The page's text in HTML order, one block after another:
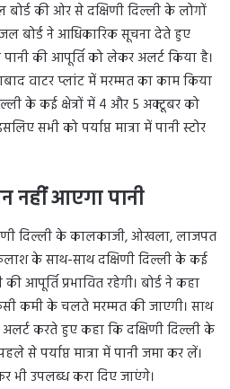
बोर्ड की ओर से दक्षिणी दिल्ली के लोगों
बोर्ड ने आधिकारिक सूचना देते हुए
की आपूर्ति को लेकर अलर्ट किया है।
वाटर प्लांट में मरम्मत का काम किया
के कई क्षेत्रों में 4 और 5 अक्टूबर को
सभी को पर्याप्त मात्रा में पानी स्टोर
नहीं आएगा पानी
दिल्ली के कालकाजी, ओखला, लाजपत
के साथ-साथ दक्षिणी दिल्ली के कई
आपूर्ति प्रभावित रहेगी। बोर्ड ने कहा
कमी के चलते मरम्मत की जाएगी। साथ
करते हुए कहा कि दक्षिणी दिल्ली के
से पर्याप्त मात्रा में पानी जमा कर लें।
भी उपलब्ध करा दिए जाएंगे।